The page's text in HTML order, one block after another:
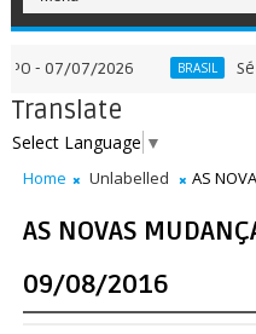
07/2026 BRASIL Série
Translate
Select Language ▼
Home Unlabelled AS
AS NOVAS
09/08/2016